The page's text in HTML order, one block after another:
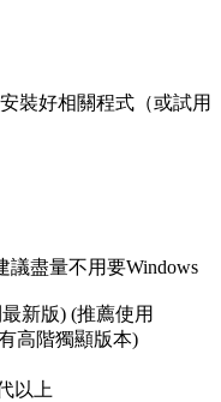
裝好相關程式（或試用
議盡量不用要Windows
新版) (推薦使用
高階獨顯版本)
以上